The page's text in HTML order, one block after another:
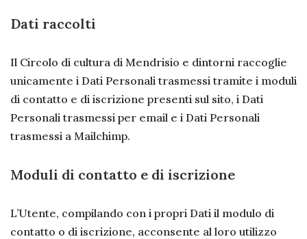
Dati raccolti
Il Circolo di cultura di Mendrisio e dintorni raccoglie
unicamente i Dati Personali trasmessi tramite i moduli
di contatto e di iscrizione presenti sul sito, i Dati
Personali trasmessi per email e i Dati Personali
trasmessi a Mailchimp.
Moduli di contatto e di iscrizione
L’Utente, compilando con i propri Dati il modulo di
contatto o di iscrizione, acconsente al loro utilizzo